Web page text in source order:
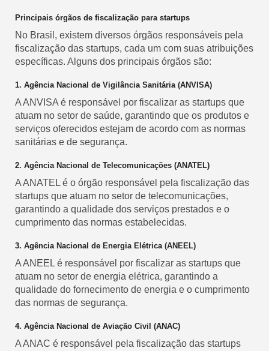
Principais órgãos de fiscalização para startups
No Brasil, existem diversos órgãos responsáveis pela
fiscalização das startups, cada um com suas atribuições
específicas. Alguns dos principais órgãos são:
1. Agência Nacional de Vigilância Sanitária (ANVISA)
A ANVISA é responsável por fiscalizar as startups que
atuam no setor de saúde, garantindo que os produtos e
serviços oferecidos estejam de acordo com as normas
sanitárias e de segurança.
2. Agência Nacional de Telecomunicações (ANATEL)
A ANATEL é o órgão responsável pela fiscalização das
startups que atuam no setor de telecomunicações,
garantindo a qualidade dos serviços prestados e o
cumprimento das normas estabelecidas.
3. Agência Nacional de Energia Elétrica (ANEEL)
A ANEEL é responsável por fiscalizar as startups que
atuam no setor de energia elétrica, garantindo a
qualidade do fornecimento de energia e o cumprimento
das normas de segurança.
4. Agência Nacional de Aviação Civil (ANAC)
A ANAC é responsável pela fiscalização das startups